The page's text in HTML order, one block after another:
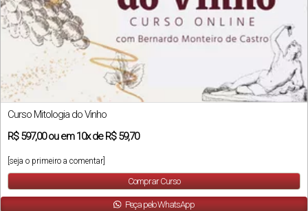
Curso Mitologia do Vinho
R$597,00ou em10xde R$ 59,70
[seja o primeiro a comentar]
Comprar Curso
Peça pelo WhatsApp